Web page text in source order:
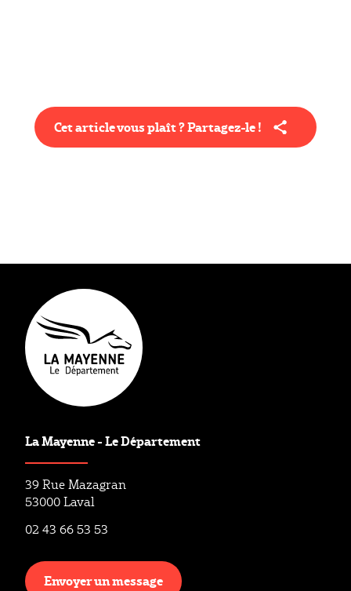
Cet article vous plaît ? Partagez-le !
La Mayenne - Le Département
39 Rue Mazagran
53000 Laval
02 43 66 53 53
Envoyer un message